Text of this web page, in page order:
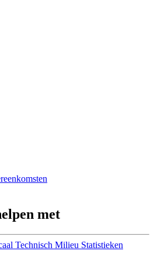
met
Technisch Milieu Statistieken